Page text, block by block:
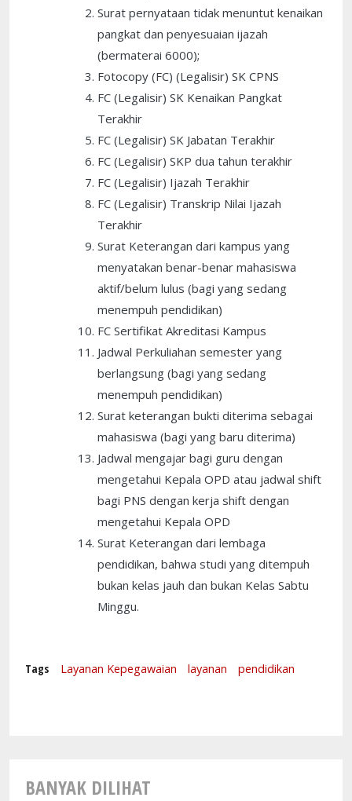
Surat pernyataan tidak menuntut kenaikan
pangkat dan penyesuaian ijazah
(bermaterai 6000);
Fotocopy (FC) (Legalisir) SK CPNS
FC (Legalisir) SK Kenaikan Pangkat
Terakhir
FC (Legalisir) SK Jabatan Terakhir
FC (Legalisir) SKP dua tahun terakhir
FC (Legalisir) Ijazah Terakhir
FC (Legalisir) Transkrip Nilai Ijazah
Terakhir
Surat Keterangan dari kampus yang
menyatakan benar-benar mahasiswa
aktif/belum lulus (bagi yang sedang
menempuh pendidikan)
FC Sertifikat Akreditasi Kampus
Jadwal Perkuliahan semester yang
berlangsung (bagi yang sedang
menempuh pendidikan)
Surat keterangan bukti diterima sebagai
mahasiswa (bagi yang baru diterima)
Jadwal mengajar bagi guru dengan
mengetahui Kepala OPD atau jadwal shift
bagi PNS dengan kerja shift dengan
mengetahui Kepala OPD
Surat Keterangan dari lembaga
pendidikan, bahwa studi yang ditempuh
bukan kelas jauh dan bukan Kelas Sabtu
Minggu.
Tags Layanan Kepegawaian layanan pendidikan
BANYAK DILIHAT